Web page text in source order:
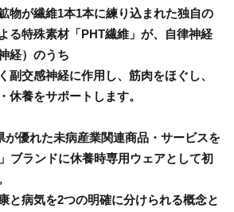
物が繊維1本1本に練り込まれた独自の
る特殊素材「PHT繊維」が、自律神経
経）のうち
副交感神経に作用し、筋肉をほぐし、
休養をサポートします。
が優れた未病産業関連商品・サービスを
ブランドに休養時専用ウェアとして初
病気を2つの明確に分けられる概念と